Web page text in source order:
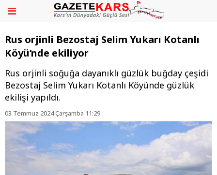
​​​​​​​Rus orjinli Bezostaj Selim Yukarı Kotanlı
Köyü’nde ekiliyor
Rus orjinli soğuğa dayanıklı güzlük buğday çeşidi
Bezostaj Selim Yukarı Kotanlı Köyünde güzlük
ekilişi yapıldı.
03 Temmuz 2024 Çarşamba 11:29